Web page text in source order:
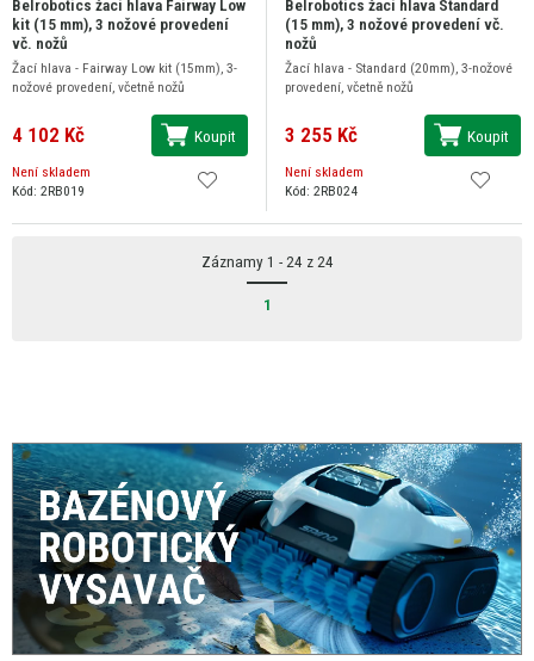
Belrobotics žací hlava Fairway Low
kit (15 mm), 3 nožové provedení
vč. nožů
Žací hlava - Fairway Low kit (15mm), 3-
nožové provedení, včetně nožů
4 102 Kč Koupit
Není skladem
Kód: 2RB019
Belrobotics žací hlava Standard
(15 mm), 3 nožové provedení vč.
nožů
Žací hlava - Standard (20mm), 3-nožové
provedení, včetně nožů
3 255 Kč Koupit
Není skladem
Kód: 2RB024
Záznamy 1 - 24 z 24
1